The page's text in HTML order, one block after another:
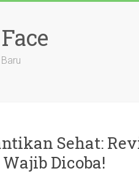
Sehat:
Dicoba!